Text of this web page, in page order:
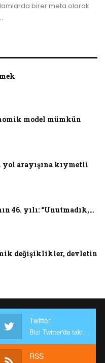
birer meta olarak
model mümkün
yol arayışına kıymetli
46. yılı: “Unutmadık,…
değişiklikler, devletin
Twitter
Bizi Twitter'da takip edin
RSS